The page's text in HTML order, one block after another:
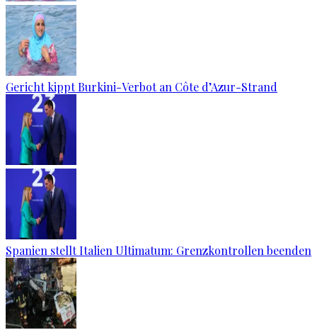
Gericht kippt Burkini-Verbot an Côte d’Azur-Strand
Spanien stellt Italien Ultimatum: Grenzkontrollen beenden